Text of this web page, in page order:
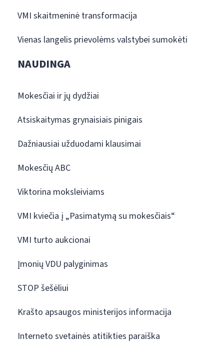
VMI skaitmeninė transformacija
Vienas langelis prievolėms valstybei sumokėti
NAUDINGA
Mokesčiai ir jų dydžiai
Atsiskaitymas grynaisiais pinigais
Dažniausiai užduodami klausimai
Mokesčių ABC
Viktorina moksleiviams
VMI kviečia į „Pasimatymą su mokesčiais“
VMI turto aukcionai
Įmonių VDU palyginimas
STOP šešėliui
Krašto apsaugos ministerijos informacija
Interneto svetainės atitikties paraiška